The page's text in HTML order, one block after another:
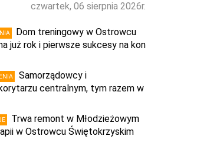
czwartek, 06 sierpnia 2026r.
Dom treningowy w Ostrowcu
już rok i pierwsze sukcesy na kon
Samorządowcy i
centralnym, tym razem w
Trwa remont w Młodzieżowym
w Ostrowcu Świętokrzyskim